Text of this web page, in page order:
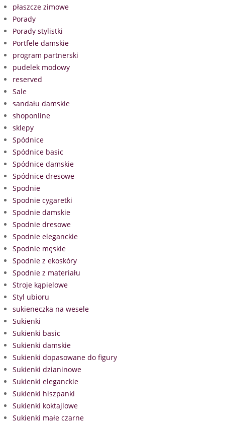
płaszcze zimowe
Porady
Porady stylistki
Portfele damskie
program partnerski
pudelek modowy
reserved
Sale
sandału damskie
shoponline
sklepy
Spódnice
Spódnice basic
Spódnice damskie
Spódnice dresowe
Spodnie
Spodnie cygaretki
Spodnie damskie
Spodnie dresowe
Spodnie eleganckie
Spodnie męskie
Spodnie z ekoskóry
Spodnie z materiału
Stroje kąpielowe
Styl ubioru
sukieneczka na wesele
Sukienki
Sukienki basic
Sukienki damskie
Sukienki dopasowane do figury
Sukienki dzianinowe
Sukienki eleganckie
Sukienki hiszpanki
Sukienki koktajlowe
Sukienki małe czarne